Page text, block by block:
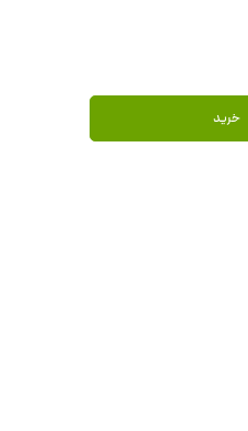
خرید